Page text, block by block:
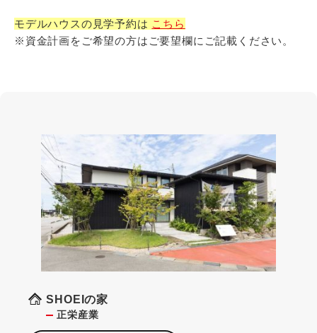
モデルハウスの見学予約は こちら
※資金計画をご希望の方はご要望欄にご記載ください。
SHOEIの家
正栄産業